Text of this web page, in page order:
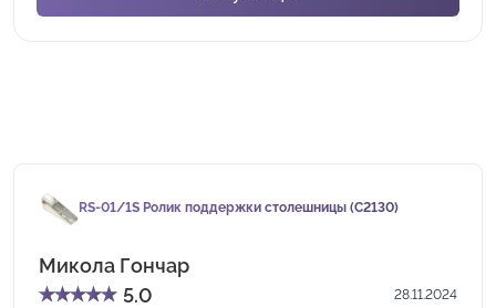
RS-01/1S Ролик поддержки столешницы (C2130)
Микола Гончар
★★★★★ 5.0 28.11.2024